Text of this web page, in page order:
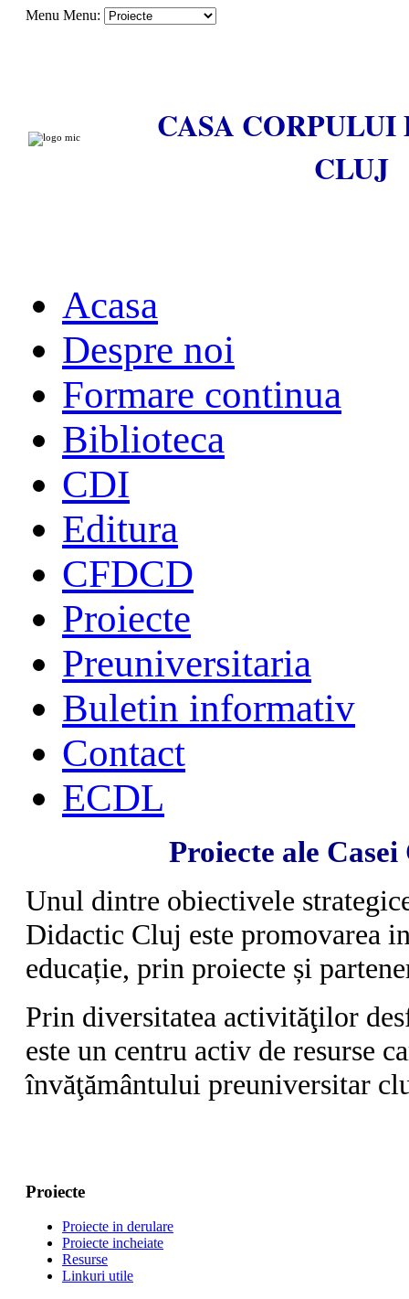
Menu Menu:
CASA
CLUJ
Acasa
Despre noi
Formare continua
Biblioteca
CDI
Editura
CFDCD
Proiecte
Preuniversitaria
Buletin informativ
Contact
ECDL
Proiecte ale
Unul dintre obiectivele
Didactic Cluj este promovarea
educație, prin proiecte și
Prin diversitatea activităţilor
este un centru activ de resurse
învăţământului preuniversitar
Proiecte
Proiecte in derulare
Proiecte incheiate
Resurse
Linkuri utile